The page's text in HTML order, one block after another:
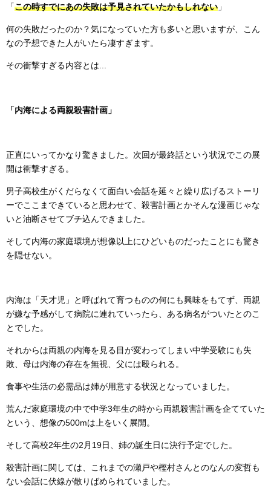
「この時すでにあの失敗は予見されていたかもしれない 」
何の失敗だったのか？気になっていた方も多いと思いますが、こん
なの予想できた人がいたら凄すぎます。
その衝撃すぎる内容とは...
「内海による両親殺害計画」
正直にいってかなり驚きました。次回が最終話という状況でこの展
開は衝撃すぎる。
男子高校生がくだらなくて面白い会話を延々と繰り広げるストーリ
ーでここまできていると思わせて、殺害計画とかそんな漫画じゃな
いと油断させてブチ込んできました。
そして内海の家庭環境が想像以上にひどいものだったことにも驚き
を隠せない。
内海は「天才児」と呼ばれて育つものの何にも興味をもてず、両親
が嫌な予感がして病院に連れていったら、ある病名がついたとのこ
とでした。
それからは両親の内海を見る目が変わってしまい中学受験にも失
敗、母は内海の存在を無視、父には殴られる。
食事や生活の必需品は姉が用意する状況となっていました。
荒んだ家庭環境の中で中学3年生の時から両親殺害計画を企てていた
という、想像の500mは上をいく展開。
そして高校2年生の2月19日、姉の誕生日に決行予定でした。
殺害計画に関しては、これまでの瀬戸や樫村さんとのなんの変哲も
ない会話に伏線が散りばめられていました。